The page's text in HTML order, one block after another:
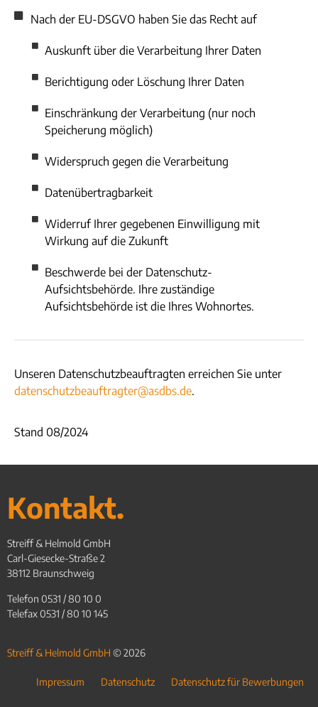
Nach der EU-DSGVO haben Sie das Recht auf
Auskunft über die Verarbeitung Ihrer Daten
Berichtigung oder Löschung Ihrer Daten
Einschränkung der Verarbeitung (nur noch
Speicherung möglich)
Widerspruch gegen die Verarbeitung
Datenübertragbarkeit
Widerruf Ihrer gegebenen Einwilligung mit
Wirkung auf die Zukunft
Beschwerde bei der Datenschutz-
Aufsichtsbehörde. Ihre zuständige
Aufsichtsbehörde ist die Ihres Wohnortes.
Unseren Datenschutzbeauftragten erreichen Sie unter
datenschutzbeauftragter@asdbs.de.
Stand 08/2024
Kontakt.
Streiff & Helmold GmbH
Carl-Giesecke-Straße 2
38112 Braunschweig
Telefon 0531 / 80 10 0
Telefax 0531 / 80 10 145
Streiff & Helmold GmbH © 2026
Impressum Datenschutz Datenschutz für Bewerbungen